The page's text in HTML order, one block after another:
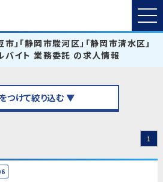
市」「静岡市駿河区」「静岡市清水区」
バイト 業務委託 の求人情報
つけて絞り込む ▼
1